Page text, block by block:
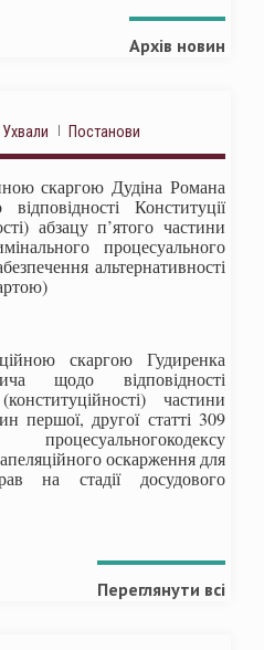
Архів новин
Ухвали Постанови
скаргою Дудіна Романа
Конституції
абзацу п’ятого частини
процесуального
альтернативності
скаргою Гудиренка
щодо відповідності
частини
першої, другої статті 309
оскарження для
на стадії досудового
Переглянути всі